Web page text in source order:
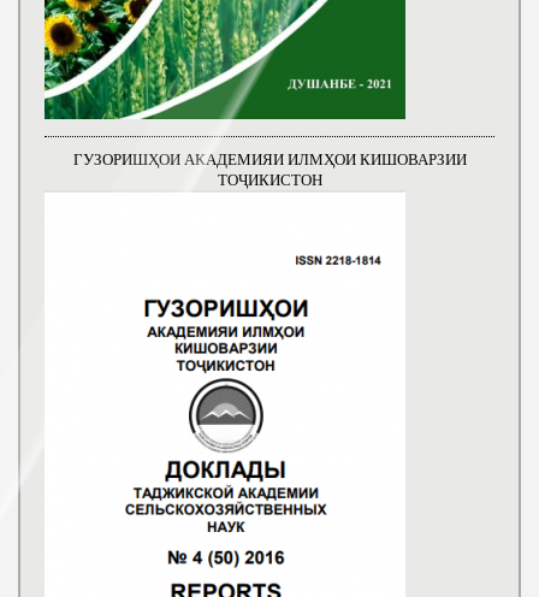
ГУЗОРИШҲОИ АКАДЕМИЯИ ИЛМҲОИ КИШОВАРЗИИ
ТОҶИКИСТОН